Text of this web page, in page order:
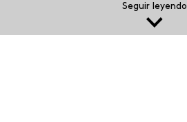
Seguir leyendo